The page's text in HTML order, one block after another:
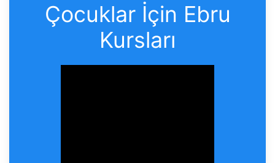
Çocuklar İçin Ebru
Kursları